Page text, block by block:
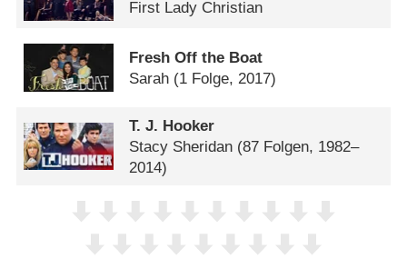
First Lady Christian
Fresh Off the Boat
Sarah (1 Folge, 2017)
T. J. Hooker
Stacy Sheridan (87 Folgen, 1982–
2014)